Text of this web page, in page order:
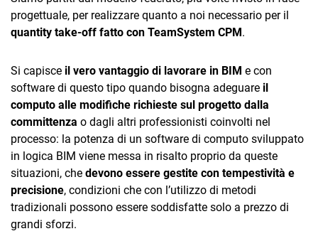
progettuale, per realizzare quanto a noi necessario per il
quantity take-off fatto con TeamSystem CPM.
Si capisce il vero vantaggio di lavorare in BIM e con
software di questo tipo quando bisogna adeguare il
computo alle modifiche richieste sul progetto dalla
committenza o dagli altri professionisti coinvolti nel
processo: la potenza di un software di computo sviluppato
in logica BIM viene messa in risalto proprio da queste
situazioni, che devono essere gestite con tempestività e
precisione, condizioni che con l’utilizzo di metodi
tradizionali possono essere soddisfatte solo a prezzo di
grandi sforzi.